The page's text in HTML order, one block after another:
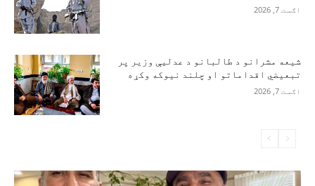
اګست 7, 2026
شیعه مشرانو د طالبانو د عدلیې وزیر پر
تبعیضي اقداماتو او چلند نیوکه وکړه
اګست 7, 2026